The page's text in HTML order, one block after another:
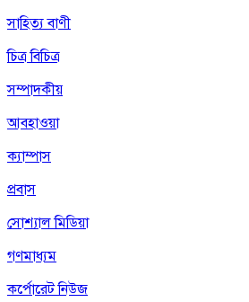
সাহিত্য বাণী
চিত্র বিচিত্র
সম্পাদকীয়
আবহাওয়া
ক্যাম্পাস
প্রবাস
সোশ্যাল মিডিয়া
গণমাধ্যম
কর্পোরেট নিউজ